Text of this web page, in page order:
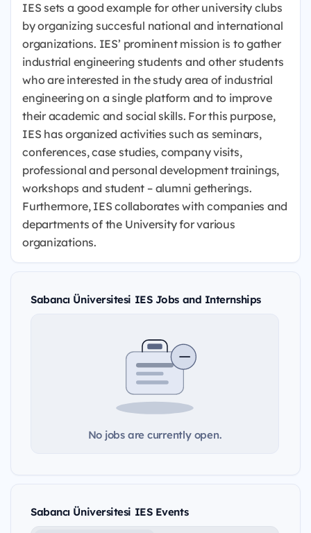
IES sets a good example for other university clubs
by organizing succesful national and international
organizations. IES’ prominent mission is to gather
industrial engineering students and other students
who are interested in the study area of industrial
engineering on a single platform and to improve
their academic and social skills. For this purpose,
IES has organized activities such as seminars,
conferences, case studies, company visits,
professional and personal development trainings,
workshops and student – alumni getherings.
Furthermore, IES collaborates with companies and
departments of the University for various
organizations.
Sabancı Üniversitesi IES Jobs and Internships
No jobs are currently open.
Sabancı Üniversitesi IES Events